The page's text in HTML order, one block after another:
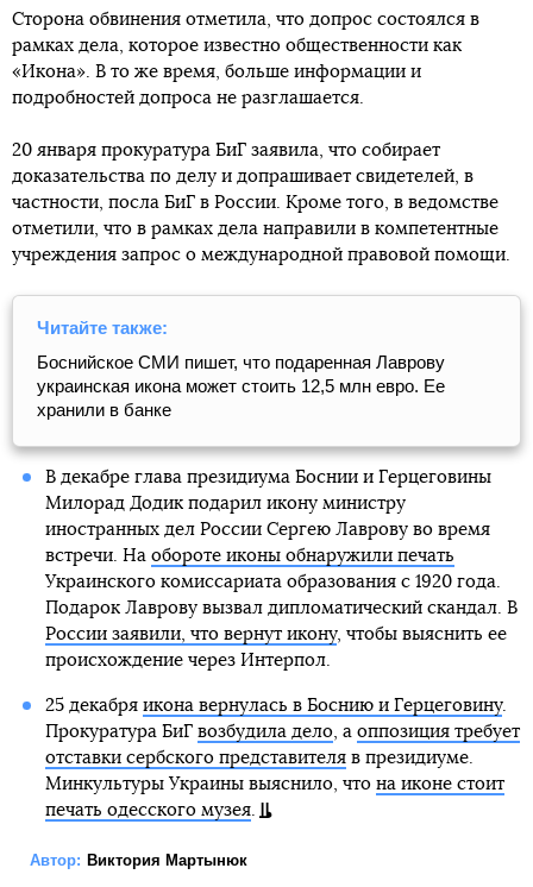
Сторона обвинения отметила, что допрос состоялся в
рамках дела, которое известно общественности как
«Икона». В то же время, больше информации и
подробностей допроса не разглашается.
20 января прокуратура БиГ заявила, что собирает
доказательства по делу и допрашивает свидетелей, в
частности, посла БиГ в России. Кроме того, в ведомстве
отметили, что в рамках дела направили в компетентные
учреждения запрос о международной правовой помощи.
Читайте также:
Боснийское СМИ пишет, что подаренная Лаврову
украинская икона может стоить 12,5 млн евро. Ее
хранили в банке
В декабре глава президиума Боснии и Герцеговины
Милорад Додик подарил икону министру
иностранных дел России Сергею Лаврову во время
встречи. На обороте иконы обнаружили печать
Украинского комиссариата образования с 1920 года.
Подарок Лаврову вызвал дипломатический скандал. В
России заявили, что вернут икону, чтобы выяснить ее
происхождение через Интерпол.
25 декабря икона вернулась в Боснию и Герцеговину.
Прокуратура БиГ возбудила дело, а оппозиция требует
отставки сербского представителяв президиуме.
Минкультуры Украины выяснило, что на иконе стоит
печать одесского музея.
Автор: Виктория Мартынюк